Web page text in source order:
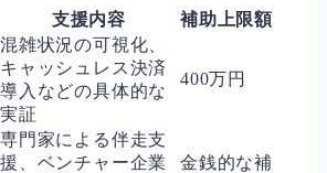
支援内容 補助上限額
混雑状況の可視化、
キャッシュレス決済
導入などの具体的な
実証
400万円
専門家による伴走支
援、ベンチャー企業
金銭的な補